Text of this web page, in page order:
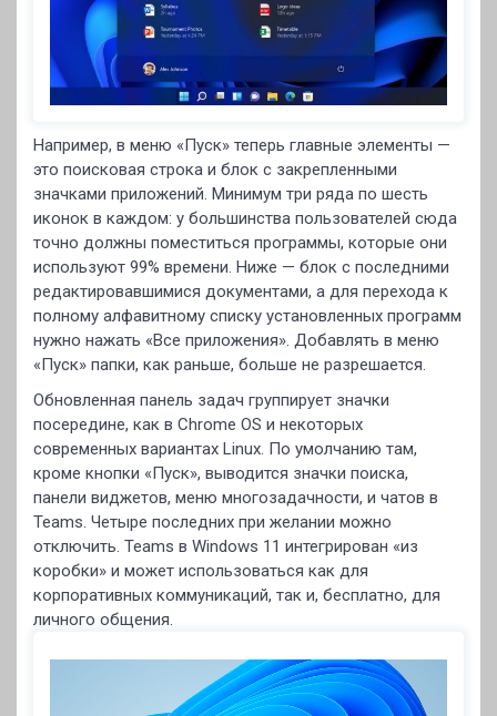
Например, в меню «Пуск» теперь главные элементы —
это поисковая строка и блок с закрепленными
значками приложений. Минимум три ряда по шесть
иконок в каждом: у большинства пользователей сюда
точно должны поместиться программы, которые они
используют 99% времени. Ниже — блок с последними
редактировавшимися документами, а для перехода к
полному алфавитному списку установленных программ
нужно нажать «Все приложения». Добавлять в меню
«Пуск» папки, как раньше, больше не разрешается.
Обновленная панель задач группирует значки
посередине, как в Chrome OS и некоторых
современных вариантах Linux. По умолчанию там,
кроме кнопки «Пуск», выводится значки поиска,
панели виджетов, меню многозадачности, и чатов в
Teams. Четыре последних при желании можно
отключить. Teams в Windows 11 интегрирован «из
коробки» и может использоваться как для
корпоративных коммуникаций, так и, бесплатно, для
личного общения.